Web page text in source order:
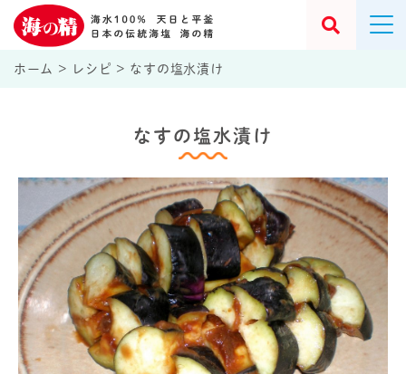
ホーム > レシピ > なすの塩水漬け
なすの塩水漬け